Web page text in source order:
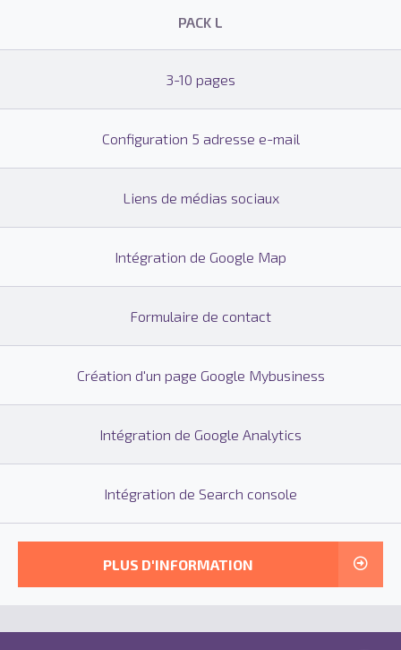
PACK L
3-10 pages
Configuration 5 adresse e-mail
Liens de médias sociaux
Intégration de Google Map
Formulaire de contact
Création d'un page Google Mybusiness
Intégration de Google Analytics
Intégration de Search console
PLUS D'INFORMATION